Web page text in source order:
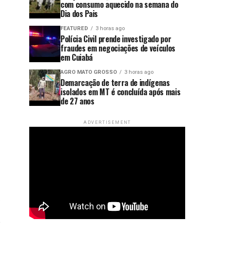
com consumo aquecido na semana do
Dia dos Pais
FEATURED 3 horas ago
Polícia Civil prende investigado por
fraudes em negociações de veículos
em Cuiabá
AGRO MATO GROSSO 3 horas ago
Demarcação de terra de indígenas
isolados em MT é concluída após mais
de 27 anos
ADVERTISEMENT